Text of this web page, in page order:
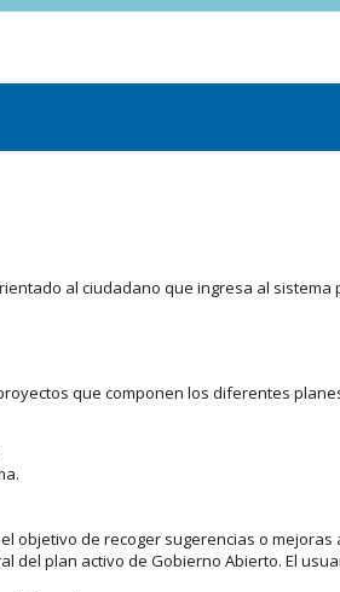
al ciudadano que ingresa al
que componen los diferentes
objetivo de recoger sugerencias o mejoras
plan activo de Gobierno Abierto. El